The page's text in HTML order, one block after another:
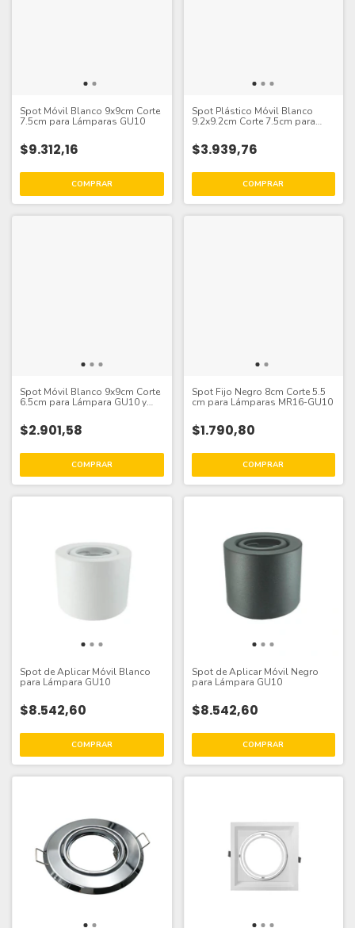
Spot Móvil Blanco 9x9cm Corte
7.5cm para Lámparas GU10
$9.312,16
Spot Plástico Móvil Blanco
9.2x9.2cm Corte 7.5cm para
$3.939,76
Spot Móvil Blanco 9x9cm Corte
6.5cm para Lámpara GU10 y
$2.901,58
Spot Fijo Negro 8cm Corte 5.5
cm para Lámparas MR16-GU10
$1.790,80
Spot de Aplicar Móvil Blanco
para Lámpara GU10
$8.542,60
Spot de Aplicar Móvil Negro
para Lámpara GU10
$8.542,60